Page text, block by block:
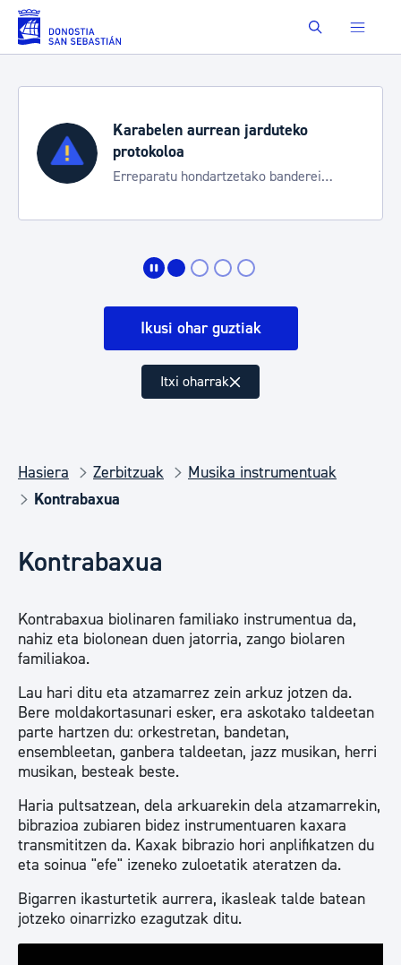
Eduki nagusira joan Buscar
Karabelen aurrean jarduteko
protokoloa
Erreparatu hondartzetako banderei
Ikusi ohar guztiak
Itxi oharrak
Hasiera Zerbitzuak
Musika instrumentuak
Kontrabaxua
Kontrabaxua
Kontrabaxua biolinaren familiako instrumentua da,
nahiz eta biolonean duen jatorria, zango biolaren
familiakoa.
Lau hari ditu eta atzamarrez zein arkuz jotzen da.
Bere moldakortasunari esker, era askotako taldeetan
parte hartzen du: orkestretan, bandetan,
ensembleetan, ganbera taldeetan, jazz musikan, herri
musikan, besteak beste.
Haria pultsatzean, dela arkuarekin dela atzamarrekin,
bibrazioa zubiaren bidez instrumentuaren kaxara
transmititzen da. Kaxak bibrazio hori anplifikatzen du
eta soinua "efe" izeneko zuloetatik ateratzen da.
Bigarren ikasturtetik aurrera, ikasleak talde batean
jotzeko oinarrizko ezagutzak ditu.